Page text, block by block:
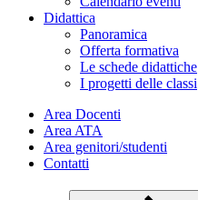
Didattica
Panoramica
Offerta formativa
Le schede didattiche
I progetti delle classi
Area Docenti
Area ATA
Area genitori/studenti
Contatti